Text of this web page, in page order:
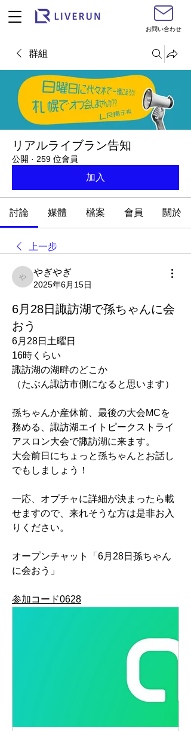
お問い合わせ
群組
リアルライブラン告知
公開 · 259 位會員
加入
討論 媒體 檔案 會員 關於
上一步
やぎやぎ
やぎやぎ
2025年6月15日
6月28日諏訪湖で孫ちゃんに会
おう
6月28日土曜日
16時くらい
諏訪湖の湖畔のどこか
（たぶん諏訪市側になると思います）
孫ちゃんか産休前、最後の大会MCを
務める、諏訪湖エイトピークストライ
アスロン大会で諏訪湖に来ます。
大会前日にちょっと孫ちゃんとお話し
でもしましょう！
一応、オプチャに詳細が決まったら載
せますので、来れそうな方は是非お入
りください。
オープンチャット「6月28日孫ちゃん
に会おう」
参加コード0628